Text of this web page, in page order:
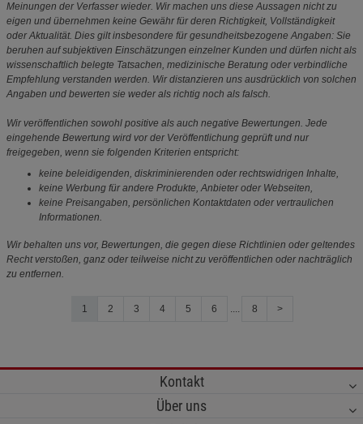
Meinungen der Verfasser wieder. Wir machen uns diese Aussagen nicht zu
eigen und übernehmen keine Gewähr für deren Richtigkeit, Vollständigkeit
oder Aktualität. Dies gilt insbesondere für gesundheitsbezogene Angaben: Sie
beruhen auf subjektiven Einschätzungen einzelner Kunden und dürfen nicht als
wissenschaftlich belegte Tatsachen, medizinische Beratung oder verbindliche
Empfehlung verstanden werden. Wir distanzieren uns ausdrücklich von solchen
Angaben und bewerten sie weder als richtig noch als falsch.
Wir veröffentlichen sowohl positive als auch negative Bewertungen. Jede
eingehende Bewertung wird vor der Veröffentlichung geprüft und nur
freigegeben, wenn sie folgenden Kriterien entspricht:
keine beleidigenden, diskriminierenden oder rechtswidrigen Inhalte,
keine Werbung für andere Produkte, Anbieter oder Webseiten,
keine Preisangaben, persönlichen Kontaktdaten oder vertraulichen
Informationen.
Wir behalten uns vor, Bewertungen, die gegen diese Richtlinien oder geltendes
Recht verstoßen, ganz oder teilweise nicht zu veröffentlichen oder nachträglich
zu entfernen.
1 2 3 4 5 6 .... 8 >
Kontakt
Über uns